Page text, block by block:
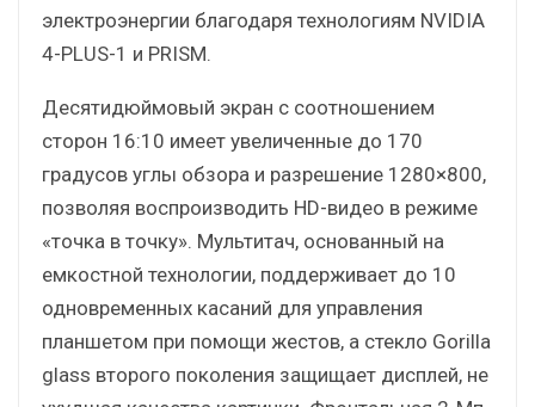
электроэнергии благодаря технологиям NVIDIA
4-PLUS-1 и PRISM.
Десятидюймовый экран c соотношением
сторон 16:10 имеет увеличенные до 170
градусов углы обзора и разрешение 1280×800,
позволяя воспроизводить HD-видео в режиме
«точка в точку». Мультитач, основанный на
емкостной технологии, поддерживает до 10
одновременных касаний для управления
планшетом при помощи жестов, а стекло Gorilla
glass второго поколения защищает дисплей, не